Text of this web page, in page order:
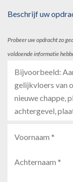
Beschrijf uw
Probeer uw opdracht zo
voldoende informatie